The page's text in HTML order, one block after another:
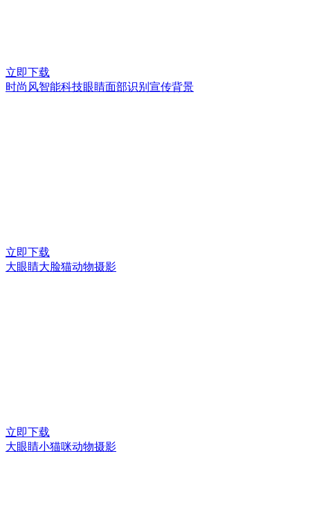
立即下载
时尚风智能科技眼睛面部识别宣传背景
立即下载
大眼睛大脸猫动物摄影
立即下载
大眼睛小猫咪动物摄影